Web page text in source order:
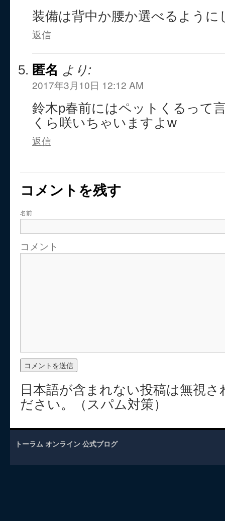
装備は背中か腰か選べるように
返信
匿名 より:
2017年3月10日 12:12 AM
鈴木p春前にはペットくるって
くら咲いちゃいますよw
返信
コメントを残す
名前
コメント
日本語が含まれない投稿は無視
ださい。（スパム対策）
トーラム オンライン 公式ブログ